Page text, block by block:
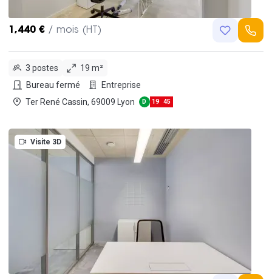
1,440 € / mois (HT)
3 postes
19 m²
Bureau fermé
Entreprise
Ter René Cassin, 69009 Lyon
D 19 45
Visite 3D